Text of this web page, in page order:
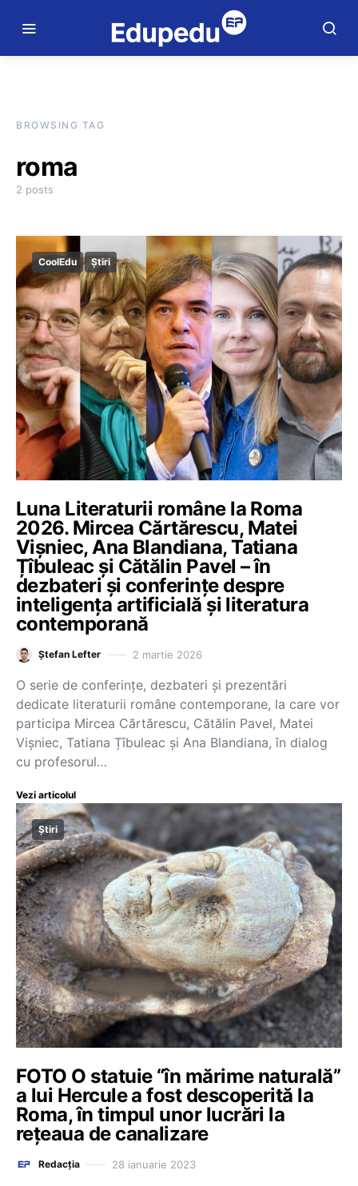
BROWSING TAG
roma
2 posts
CoolEdu Știri
Luna Literaturii române la Roma
2026. Mircea Cărtărescu, Matei
Vișniec, Ana Blandiana, Tatiana
Țîbuleac și Cătălin Pavel – în
dezbateri și conferințe despre
inteligența artificială și literatura
contemporană
Ștefan Lefter 2 martie 2026
O serie de conferințe, dezbateri și prezentări
dedicate literaturii române contemporane, la care vor
participa Mircea Cărtărescu, Cătălin Pavel, Matei
Vișniec, Tatiana Țîbuleac și Ana Blandiana, în dialog
cu profesorul…
Vezi articolul
Știri
FOTO O statuie “în mărime naturală”
a lui Hercule a fost descoperită la
Roma, în timpul unor lucrări la
rețeaua de canalizare
Redacția 28 ianuarie 2023